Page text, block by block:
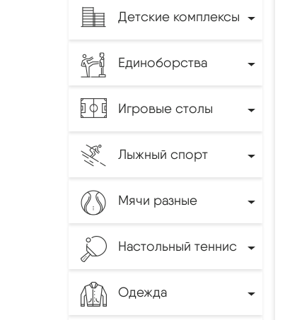
Детские комплексы
Единоборства
Игровые столы
Лыжный спорт
Мячи разные
Настольный теннис
Одежда